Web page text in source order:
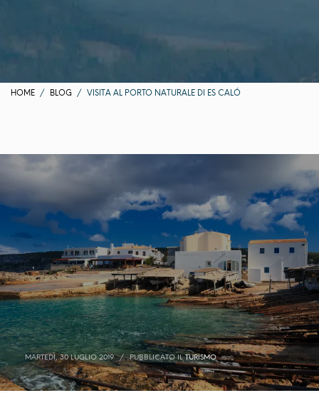
HOME BLOG VISITA AL PORTO NATURALE DI ES CALÓ
MARTEDÌ, 30 LUGLIO 2019 / PUBBLICATO ILTURISMO